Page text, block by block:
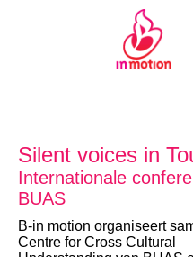
Silent voices in
Internationale
BUAS
B-in motion organiseert
Centre for Cross Cultural